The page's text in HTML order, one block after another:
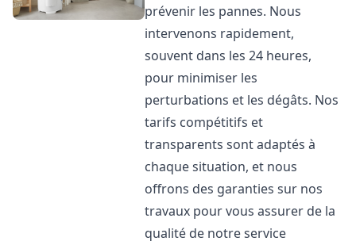
prévenir les pannes. Nous
intervenons rapidement,
souvent dans les 24 heures,
pour minimiser les
perturbations et les dégâts. Nos
tarifs compétitifs et
transparents sont adaptés à
chaque situation, et nous
offrons des garanties sur nos
travaux pour vous assurer de la
qualité de notre service